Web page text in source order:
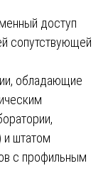
доступ
сопутствующей
обладающие
и штатом
с профильным